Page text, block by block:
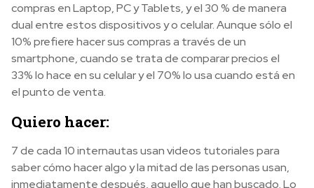
compras en Laptop, PC y Tablets, y el 30 % de manera
dual entre estos dispositivos y o celular. Aunque sólo el
10% prefiere hacer sus compras a través de un
smartphone, cuando se trata de comparar precios el
33% lo hace en su celular y el 70% lo usa cuando está en
el punto de venta.
Quiero hacer:
7 de cada 10 internautas usan videos tutoriales para
saber cómo hacer algo y la mitad de las personas usan,
inmediatamente después, aquello que han buscado. Lo